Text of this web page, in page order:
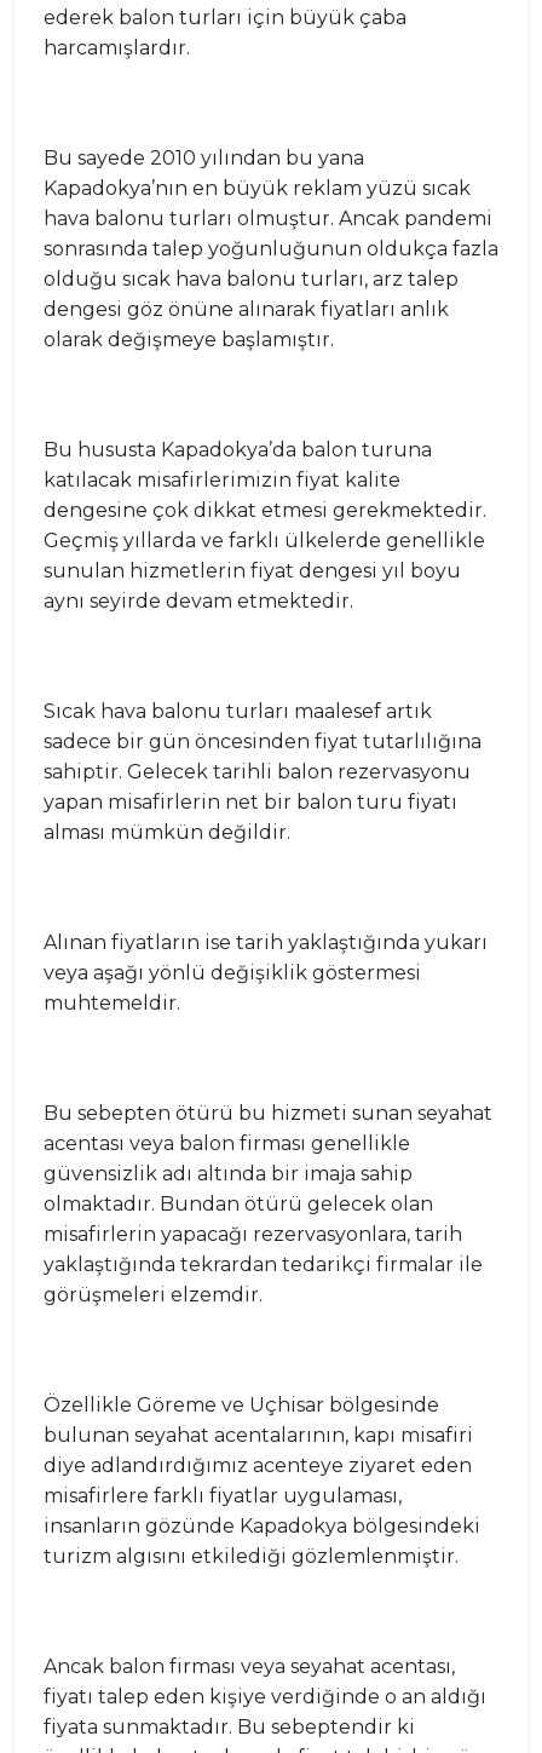
ederek balon turları için büyük çaba
harcamışlardır.
Bu sayede 2010 yılından bu yana
Kapadokya’nın en büyük reklam yüzü sıcak
hava balonu turları olmuştur. Ancak pandemi
sonrasında talep yoğunluğunun oldukça fazla
olduğu sıcak hava balonu turları, arz talep
dengesi göz önüne alınarak fiyatları anlık
olarak değişmeye başlamıştır.
Bu hususta Kapadokya’da balon turuna
katılacak misafirlerimizin fiyat kalite
dengesine çok dikkat etmesi gerekmektedir.
Geçmiş yıllarda ve farklı ülkelerde genellikle
sunulan hizmetlerin fiyat dengesi yıl boyu
aynı seyirde devam etmektedir.
Sıcak hava balonu turları maalesef artık
sadece bir gün öncesinden fiyat tutarlılığına
sahiptir. Gelecek tarihli balon rezervasyonu
yapan misafirlerin net bir balon turu fiyatı
alması mümkün değildir.
Alınan fiyatların ise tarih yaklaştığında yukarı
veya aşağı yönlü değişiklik göstermesi
muhtemeldir.
Bu sebepten ötürü bu hizmeti sunan seyahat
acentası veya balon firması genellikle
güvensizlik adı altında bir imaja sahip
olmaktadır. Bundan ötürü gelecek olan
misafirlerin yapacağı rezervasyonlara, tarih
yaklaştığında tekrardan tedarikçi firmalar ile
görüşmeleri elzemdir.
Özellikle Göreme ve Uçhisar bölgesinde
bulunan seyahat acentalarının, kapı misafiri
diye adlandırdığımız acenteye ziyaret eden
misafirlere farklı fiyatlar uygulaması,
insanların gözünde Kapadokya bölgesindeki
turizm algısını etkilediği gözlemlenmiştir.
Ancak balon firması veya seyahat acentası,
fiyatı talep eden kişiye verdiğinde o an aldığı
fiyata sunmaktadır. Bu sebeptendir ki